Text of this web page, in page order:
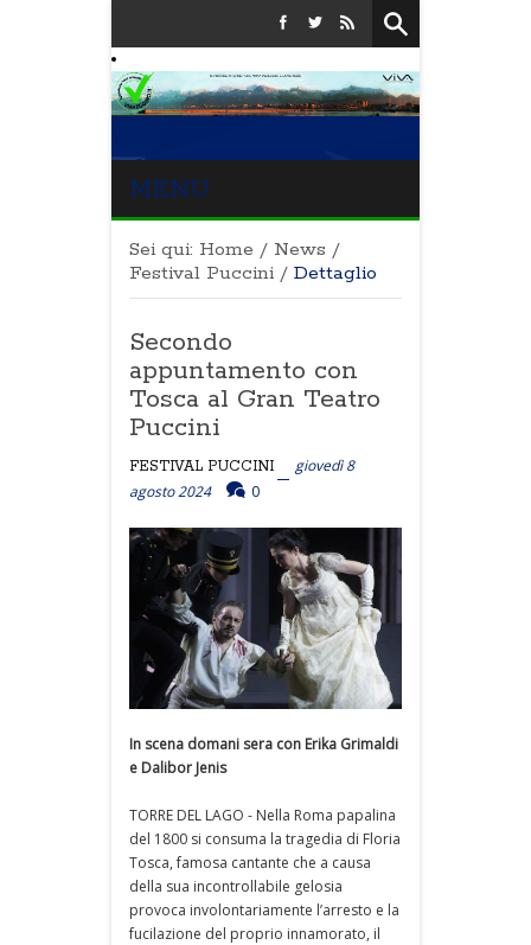
MENU
Sei qui: Home / News /
Festival Puccini / Dettaglio
Secondo
appuntamento con
Tosca al Gran Teatro
Puccini
FESTIVAL PUCCINI
giovedì 8
agosto 2024
0
In scena domani sera con Erika Grimaldi
e Dalibor Jenis
TORRE DEL LAGO - Nella Roma papalina
del 1800 si consuma la tragedia di Floria
Tosca, famosa cantante che a causa
della sua incontrollabile gelosia
provoca involontariamente l’arresto e la
fucilazione del proprio innamorato, il